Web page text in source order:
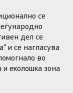
се
дел се
и се нагласува
во
и еколошка зона